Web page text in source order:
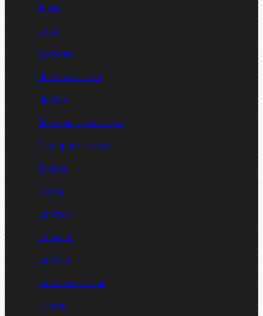
Винты
Гайки
Заклепки
Пресс-масленки
Пробки
Пружины тарельчатые
Стопорные кольца
Такелаж
Шайбы
Шпильки
Шплинты
Шпонки
Шпоночная сталь
Штифты